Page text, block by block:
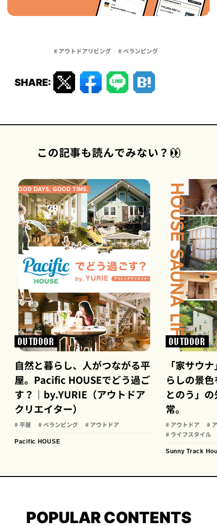
# アウトドアリビング # ベランピング
SHARE:
この記事も読んでみない？
OUTDOOR
自然と暮らし、人がつながる平
屋。Pacific HOUSEでどう過ご
す？｜by.YURIE（アウトドア
クリエイター）
# 平屋 # ベランピング # アウトドア
Pacific HOUSE
OUTDOOR
「家サウ
らしの​景
とのう」
常。
# アウトドア
#
# ライフスタイル
Sunny Track
POPULAR CONTENTS